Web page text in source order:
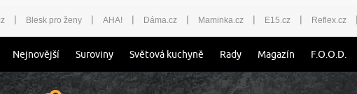
| Blesk pro ženy | AHA! | Dáma.cz | Maminka.cz | E15.cz | Reflex.cz |
Nejnovější Suroviny Světová kuchyně Rady Magazín F.O.O.D.